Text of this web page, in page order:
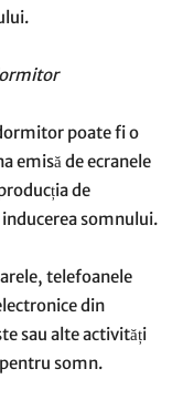
poate fi o
emisă de ecranele
de
somnului.
telefoanele
din
sau alte activități
somn.